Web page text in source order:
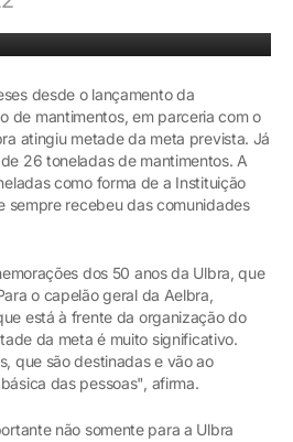
desde o lançamento da
de mantimentos, em parceria com o
atingiu metade da meta prevista. Já
26 toneladas de mantimentos. A
como forma de a Instituição
sempre recebeu das comunidades
dos 50 anos da Ulbra, que
o capelão geral da Aelbra,
está à frente da organização do
da meta é muito significativo.
que são destinadas e vão ao
das pessoas", afirma.
não somente para a Ulbra